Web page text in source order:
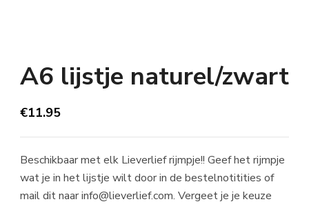
A6 lijstje naturel/zwart
€11.95
Beschikbaar met elk Lieverlief rijmpje!! Geef het rijmpje
wat je in het lijstje wilt door in de bestelnotitities of
mail dit naar info@lieverlief.com. Vergeet je je keuze